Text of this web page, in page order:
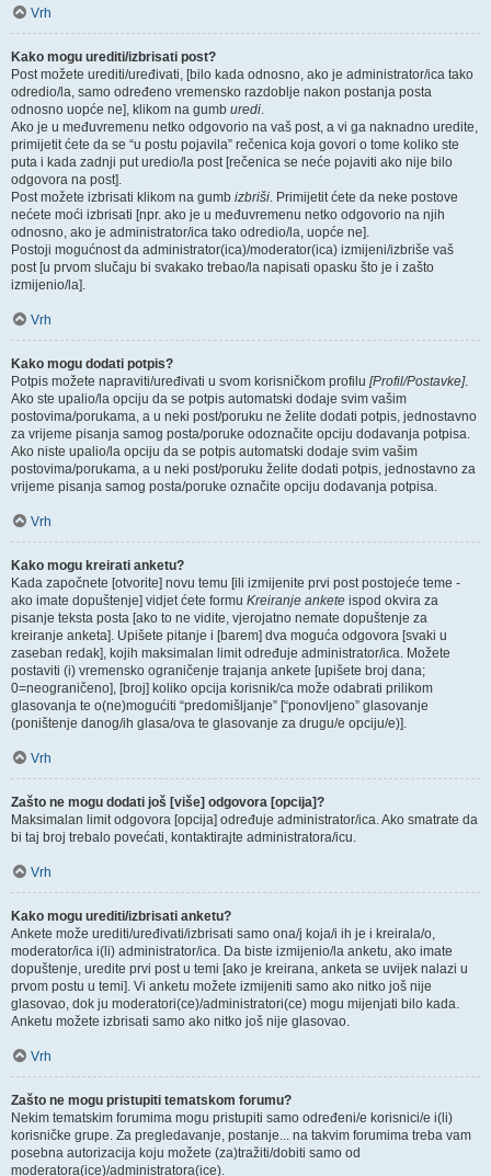
Vrh
Kako mogu urediti/izbrisati post?
Post možete urediti/uređivati, [bilo kada odnosno, ako je administrator/ica tako
odredio/la, samo određeno vremensko razdoblje nakon postanja posta
odnosno uopće ne], klikom na gumb uredi.
Ako je u međuvremenu netko odgovorio na vaš post, a vi ga naknadno uredite,
primijetit ćete da se “u postu pojavila” rečenica koja govori o tome koliko ste
puta i kada zadnji put uredio/la post [rečenica se neće pojaviti ako nije bilo
odgovora na post].
Post možete izbrisati klikom na gumb izbriši. Primijetit ćete da neke postove
nećete moći izbrisati [npr. ako je u međuvremenu netko odgovorio na njih
odnosno, ako je administrator/ica tako odredio/la, uopće ne].
Postoji mogućnost da administrator(ica)/moderator(ica) izmijeni/izbriše vaš
post [u prvom slučaju bi svakako trebao/la napisati opasku što je i zašto
izmijenio/la].
Vrh
Kako mogu dodati potpis?
Potpis možete napraviti/uređivati u svom korisničkom profilu [Profil/Postavke].
Ako ste upalio/la opciju da se potpis automatski dodaje svim vašim
postovima/porukama, a u neki post/poruku ne želite dodati potpis, jednostavno
za vrijeme pisanja samog posta/poruke odoznačite opciju dodavanja potpisa.
Ako niste upalio/la opciju da se potpis automatski dodaje svim vašim
postovima/porukama, a u neki post/poruku želite dodati potpis, jednostavno za
vrijeme pisanja samog posta/poruke označite opciju dodavanja potpisa.
Vrh
Kako mogu kreirati anketu?
Kada započnete [otvorite] novu temu [ili izmijenite prvi post postojeće teme -
ako imate dopuštenje] vidjet ćete formu Kreiranje ankete ispod okvira za
pisanje teksta posta [ako to ne vidite, vjerojatno nemate dopuštenje za
kreiranje anketa]. Upišete pitanje i [barem] dva moguća odgovora [svaki u
zaseban redak], kojih maksimalan limit određuje administrator/ica. Možete
postaviti (i) vremensko ograničenje trajanja ankete [upišete broj dana;
0=neograničeno], [broj] koliko opcija korisnik/ca može odabrati prilikom
glasovanja te o(ne)mogućiti “predomišljanje” [“ponovljeno” glasovanje
(poništenje danog/ih glasa/ova te glasovanje za drugu/e opciju/e)].
Vrh
Zašto ne mogu dodati još [više] odgovora [opcija]?
Maksimalan limit odgovora [opcija] određuje administrator/ica. Ako smatrate da
bi taj broj trebalo povećati, kontaktirajte administratora/icu.
Vrh
Kako mogu urediti/izbrisati anketu?
Ankete može urediti/uređivati/izbrisati samo ona/j koja/i ih je i kreirala/o,
moderator/ica i(li) administrator/ica. Da biste izmijenio/la anketu, ako imate
dopuštenje, uredite prvi post u temi [ako je kreirana, anketa se uvijek nalazi u
prvom postu u temi]. Vi anketu možete izmijeniti samo ako nitko još nije
glasovao, dok ju moderatori(ce)/administratori(ce) mogu mijenjati bilo kada.
Anketu možete izbrisati samo ako nitko još nije glasovao.
Vrh
Zašto ne mogu pristupiti tematskom forumu?
Nekim tematskim forumima mogu pristupiti samo određeni/e korisnici/e i(li)
korisničke grupe. Za pregledavanje, postanje... na takvim forumima treba vam
posebna autorizacija koju možete (za)tražiti/dobiti samo od
moderatora(ice)/administratora(ice).